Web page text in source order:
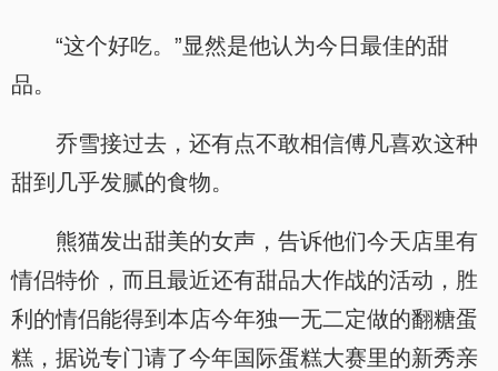
“这个好吃。”显然是他认为今日最佳的甜
品。
乔雪接过去，还有点不敢相信傅凡喜欢这种
甜到几乎发腻的食物。
熊猫发出甜美的女声，告诉他们今天店里有
情侣特价，而且最近还有甜品大作战的活动，胜
利的情侣能得到本店今年独一无二定做的翻糖蛋
糕，据说专门请了今年国际蛋糕大赛里的新秀亲